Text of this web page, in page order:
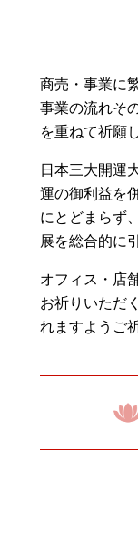
商売・事業に
事業の流れそ
を重ねて祈願
日本三大開運
運の御利益を
にとどまらず
展を総合的に
オフィス・店
お祈りいただ
れますようご